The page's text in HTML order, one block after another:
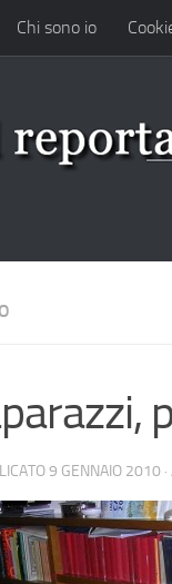
Chi sono io
9 GENNAIO 2010